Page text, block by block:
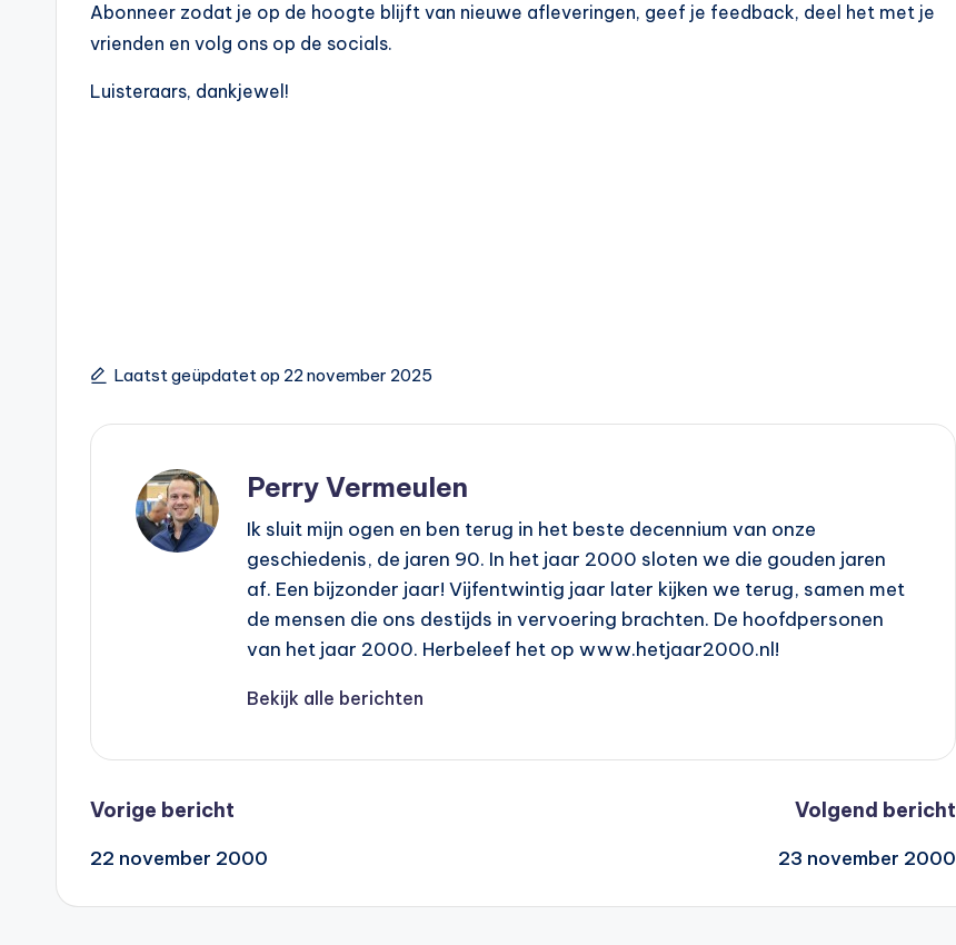
Abonneer zodat je op de hoogte blijft van nieuwe afleveringen, geef je feedback, deel het met je
vrienden en volg ons op de socials.
Luisteraars, dankjewel!
Laatst geüpdatet op 22 november 2025
Perry Vermeulen
Ik sluit mijn ogen en ben terug in het beste decennium van onze
geschiedenis, de jaren 90. In het jaar 2000 sloten we die gouden jaren
af. Een bijzonder jaar! Vijfentwintig jaar later kijken we terug, samen met
de mensen die ons destijds in vervoering brachten. De hoofdpersonen
van het jaar 2000. Herbeleef het op www.hetjaar2000.nl!
Bekijk alle berichten
Bericht
navigatie
Vorige bericht
22 november 2000
Volgend bericht
23 november 2000